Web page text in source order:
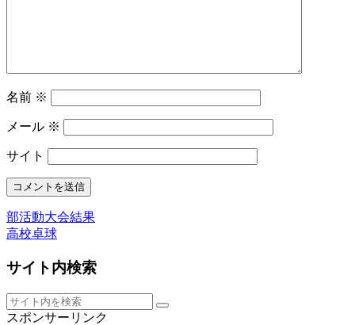
名前 ※
メール ※
サイト
部活動大会結果
高校卓球
サイト内検索
スポンサーリンク